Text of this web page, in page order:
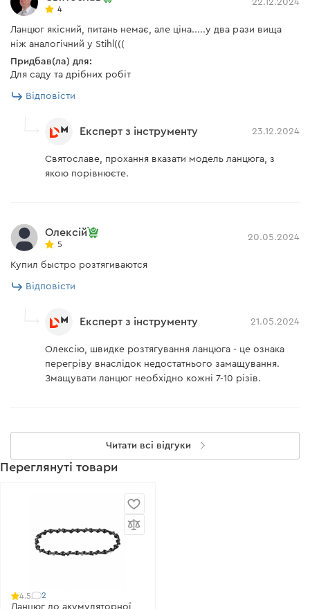
його можна використовувати для поздовжнього
розрізу деревини, вздовж волокон, тощо;
наявність 28 приводних ланок забезпечує плавне
та ефективне різання.
4
22.12.2024
Ланцюг якісний, питань немає, але ціна.....у два рази вища
ніж аналогічний у Stihl(((
Придбав(ла) для:
Для саду та дрібних робіт
Відповісти
Експерт з інструменту 23.12.2024
Святославе, прохання вказати модель ланцюга, з
якою порівнюєте.
Олексій
5
20.05.2024
Купил быстро розтягиваются
Відповісти
Експерт з інструменту 21.05.2024
Олексію, швидке розтягування ланцюга - це ознака
перегріву внаслідок недостатнього замащування.
Змащувати ланцюг необхідно кожні 7-10 різів.
Читати всі відгуки
Переглянуті товари
4.5 2
Ланцюг до акумуляторної